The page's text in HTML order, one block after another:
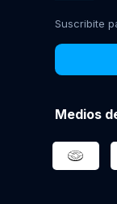
Suscribite
Medios